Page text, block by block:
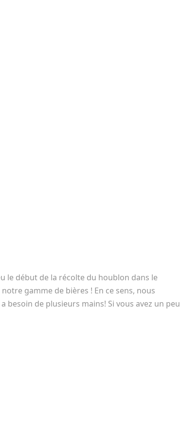
le début de la récolte du houblon dans le
gamme de bières ! En ce sens, nous
besoin de plusieurs mains! Si vous avez un peu